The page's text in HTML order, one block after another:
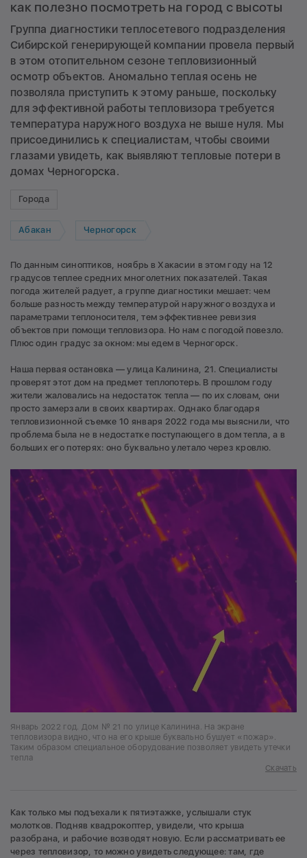
как полезно посмотреть на город с высоты
Группа диагностики теплосетевого подразделения
Сибирской генерирующей компании провела первый
в этом отопительном сезоне тепловизионный
осмотр объектов. Аномально теплая осень не
позволяла приступить к этому раньше, поскольку
для эффективной работы тепловизора требуется
температура наружного воздуха не выше нуля. Мы
присоединились к специалистам, чтобы своими
глазами увидеть, как выявляют тепловые потери в
домах Черногорска.
Города
Абакан Черногорск
По данным синоптиков, ноябрь в Хакасии в этом году на 12
градусов теплее средних многолетних показателей. Такая
погода жителей радует, а группе диагностики мешает: чем
больше разность между температурой наружного воздуха и
параметрами теплоносителя, тем эффективнее ревизия
объектов при помощи тепловизора. Но нам с погодой повезло.
Плюс один градус за окном: мы едем в Черногорск.
Наша первая остановка — улица Калинина, 21. Специалисты
проверят этот дом на предмет теплопотерь. В прошлом году
жители жаловались на недостаток тепла — по их словам, они
просто замерзали в своих квартирах. Однако благодаря
тепловизионной съемке 10 января 2022 года мы выяснили, что
проблема была не в недостатке поступающего в дом тепла, а в
больших его потерях: оно буквально улетало через кровлю.
Январь 2022 год. Дом № 21 по улице Калинина. На экране
тепловизора видно, что на его крыше буквально бушует «пожар».
Таким образом специальное оборудование позволяет увидеть утечки
тепла
Скачать
Как только мы подъехали к пятиэтажке, услышали стук
молотков. Подняв квадрокоптер, увидели, что крыша
разобрана, и рабочие возводят новую. Если рассматривать ее
через тепловизор, то можно увидеть следующее: там, где